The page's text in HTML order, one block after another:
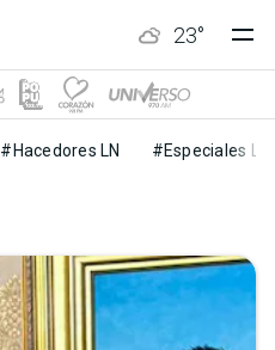
23°
#Hacedores LN #Especiales LN